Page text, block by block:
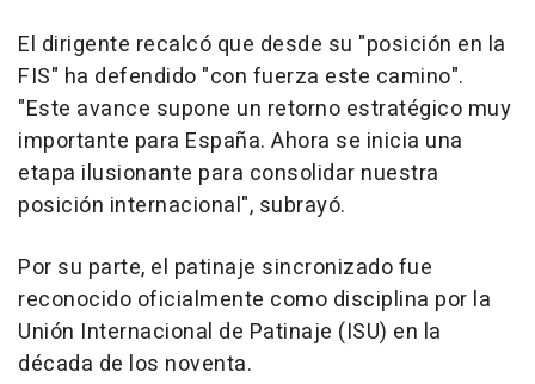
El dirigente recalcó que desde su "posición en la
FIS" ha defendido "con fuerza este camino".
"Este avance supone un retorno estratégico muy
importante para España. Ahora se inicia una
etapa ilusionante para consolidar nuestra
posición internacional", subrayó.
Por su parte, el patinaje sincronizado fue
reconocido oficialmente como disciplina por la
Unión Internacional de Patinaje (ISU) en la
década de los noventa.